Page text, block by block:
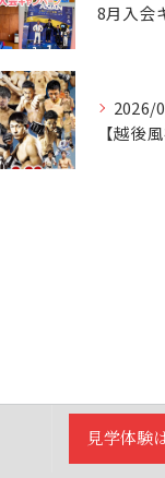
8月入会
2026/
見学体験